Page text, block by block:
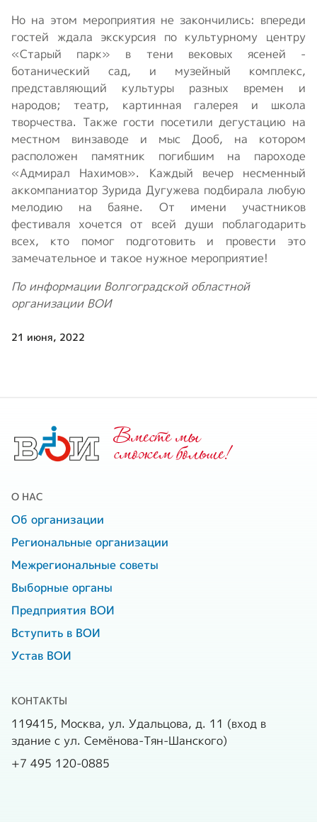
Но на этом мероприятия не закончились: впереди
гостей ждала экскурсия по культурному центру
«Старый парк» в тени вековых ясеней -
ботанический сад, и музейный комплекс,
представляющий культуры разных времен и
народов; театр, картинная галерея и школа
творчества. Также гости посетили дегустацию на
местном винзаводе и мыс Дооб, на котором
расположен памятник погибшим на пароходе
«Адмирал Нахимов». Каждый вечер несменный
аккомпаниатор Зурида Дугужева подбирала любую
мелодию на баяне. От имени участников
фестиваля хочется от всей души поблагодарить
всех, кто помог подготовить и провести это
замечательное и такое нужное мероприятие!
По информации Волгоградской областной
организации ВОИ
21 июня, 2022
Вместе мы
cможем больше!
О НАС
Об организации
Региональные организации
Межрегиональные советы
Выборные органы
Предприятия ВОИ
Вступить в ВОИ
Устав ВОИ
КОНТАКТЫ
119415, Москва, ул. Удальцова, д. 11 (вход в
здание с ул. Семёнова-Тян-Шанского)
+7 495 120-0885